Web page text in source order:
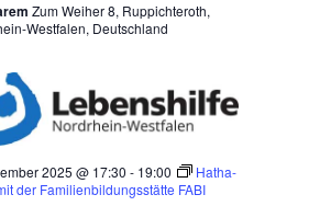
Zum Weiher 8, Ruppichteroth,
Westfalen, Deutschland
2025 @ 17:30 - 19:00
Hatha-
der Familienbildungsstätte FABI